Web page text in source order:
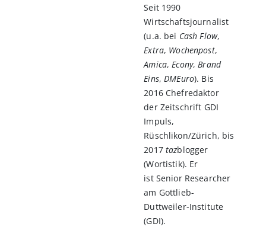
Seit 1990
Wirtschaftsjournalist
(u.a. bei Cash Flow,
Extra, Wochenpost,
Amica,Econy,Brand
Eins,DMEuro). Bis
2016 Chefredaktor
der Zeitschrift GDI
Impuls,
Rüschlikon/Zürich, bis
2017 tazblogger
(Wortistik). Er
ist Senior Researcher
am Gottlieb-
Duttweiler-Institute
(GDI).